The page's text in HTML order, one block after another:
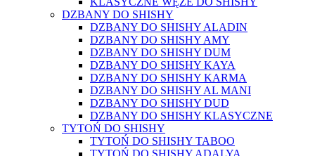
DZBANY DO SHISHY
DZBANY DO SHISHY ALADIN
DZBANY DO SHISHY AMY
DZBANY DO SHISHY DUM
DZBANY DO SHISHY KAYA
DZBANY DO SHISHY KARMA
DZBANY DO SHISHY AL MANI
DZBANY DO SHISHY DUD
DZBANY DO SHISHY KLASYCZNE
TYTOŃ DO SHISHY
TYTOŃ DO SHISHY TABOO
TYTOŃ DO SHISHY ADALYA